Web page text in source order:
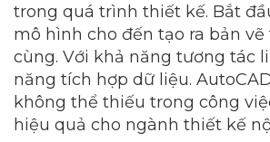
trong quá trình thiết kế. Bắt
mô hình cho đến tạo ra bản
cùng. Với khả năng tương tác
năng tích hợp dữ liệu.
không thể thiếu trong công
hiệu quả cho ngành thiết kế